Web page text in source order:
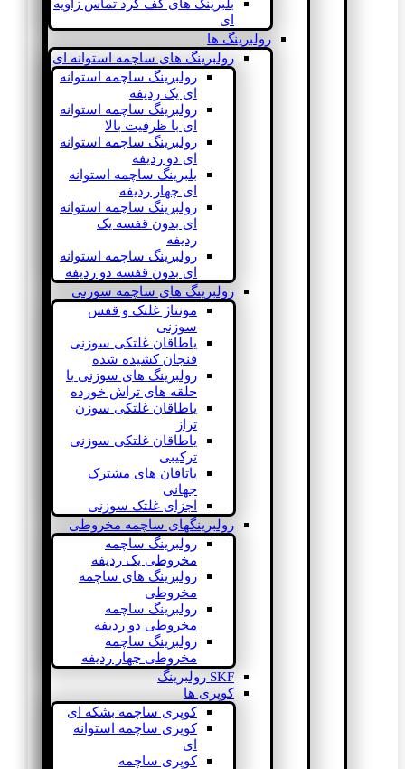
بلبرینگ های کف گرد تماس زاویه
ای
رولبرینگ ها
رولبرینگ های ساچمه استوانه ای
رولبرینگ ساچمه استوانه
ای یک ردیفه
رولبرینگ ساچمه استوانه
ای با ظرفیت بالا
رولبرینگ ساچمه استوانه
ای دو ردیفه
بلبرینگ ساچمه استوانه
ای چهار ردیفه
رولبرینگ ساچمه استوانه
ای بدون قفسه یک
ردیفه
رولبرینگ ساچمه استوانه
ای بدون قفسه دو ردیفه
رولبرینگ های ساچمه سوزنی
مونتاژ غلتک و قفس
سوزنی
یاطاقان غلتکی سوزنی
فنجان کشیده شده
رولبرینگ های سوزنی با
حلقه های تراش خورده
یاطاقان غلتکی سوزن
تراز
یاطاقان غلتکی سوزنی
ترکیبی
یاتاقان های مشترک
جهانی
اجزای غلتک سوزنی
رولبرینگهای ساچمه مخروطی
رولبرینگ ساچمه
مخروطی یک ردیفه
رولبرینگ های ساچمه
مخروطی
رولبرینگ ساچمه
مخروطی دو ردیفه
رولبرینگ ساچمه
مخروطی چهار ردیفه
SKF رولبرینگ
کوپری ها
کوپری ساچمه بشکه ای
کوپری ساچمه استوانه
ای
کوپری ساچمه